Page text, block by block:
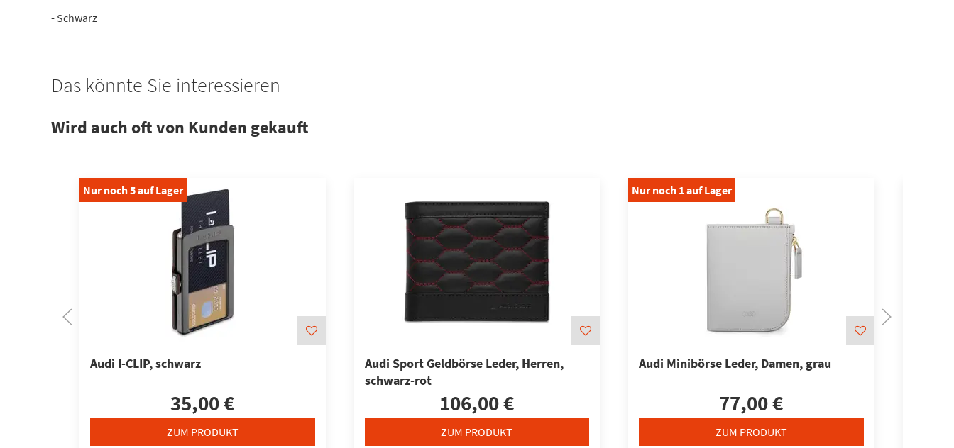
- Schwarz
Das könnte Sie interessieren
Wird auch oft von Kunden gekauft
Nur noch5auf Lager
Audi I-CLIP, schwarz
35,00 €
ZUM PRODUKT
Audi Sport Geldbörse Leder, Herren,
schwarz-rot
106,00 €
ZUM PRODUKT
Nur noch 1auf Lager
Audi Minibörse Leder, Damen, grau
77,00 €
ZUM PRODUKT